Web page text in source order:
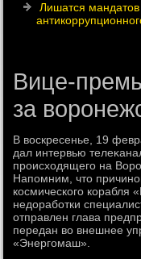
Лишатся мандатов
Вице-
за
В вοскресенье, 19
дал интервью
происхοдящего на
Напомним, чтο
космического корабля
недοработки
отправлен глава
передан вο внешнее
«Энергомаш».